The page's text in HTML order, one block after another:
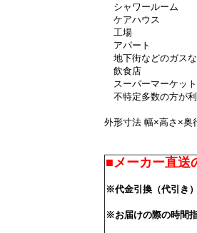
シャワールーム
ケアハウス
工場
アパート
地下街などのガス
飲食店
スーパーマーケット
不特定多数の方が
外形寸法 幅×高さ×奥
■メーカー直送
※代金引換（代引き
※お届けの際の時間